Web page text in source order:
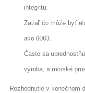
integritu.
Zatiaľ čo môže byť
ako 6063.
Často sa
výroba, a morské
Rozhodnutie v konečnom